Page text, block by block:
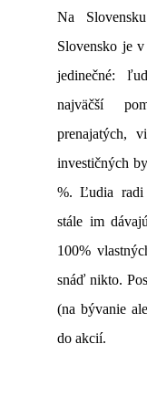
Na
Slovensko je
jedinečné:
najväčší
prenajatých,
investičných
%. Ľudia radi
stále im
100%
snáď nikto.
(na bývanie
do akcií.